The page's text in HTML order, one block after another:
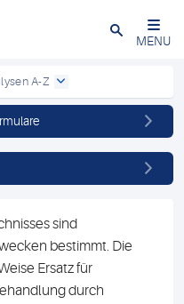
Schließen
MENU
A-Z
sind
bestimmt. Die
Ersatz für
durch